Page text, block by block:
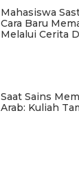
Mahasiswa
Cara Baru
Melalui Cerita
Saat Sains
Arab: Kuliah